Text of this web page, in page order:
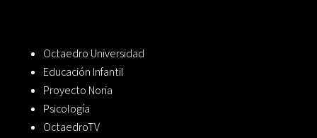
Octaedro Universidad
Educación Infantil
Proyecto Noria
Psicología
OctaedroTV